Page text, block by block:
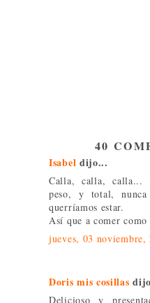
40
Isabel dijo...
Calla, calla, calla...
peso, y total, nunca
querríamos estar.
Así que a comer
jueves, 03 noviembre,
Doris mis cosillas
Delicioso y